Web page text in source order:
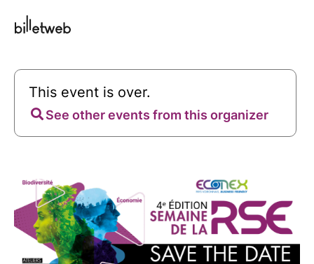
This event is over.
See other events from this organizer